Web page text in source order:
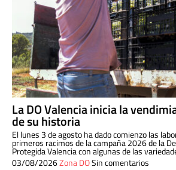
La DO Valencia inicia la
de su historia
El lunes 3 de agosto ha dado comienzo las
primeros racimos de la campaña 2026 de la
Protegida Valencia con algunas de las
03/08/2026Zona DOSin comentarios